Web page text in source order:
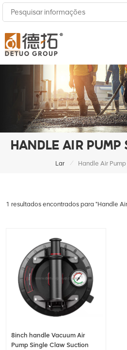
HANDLE AIR PUMP
Lar / Handle Air
1 resultados encontrados para "Handle
8inch handle Vacuum Air
Pump Single Claw Suction